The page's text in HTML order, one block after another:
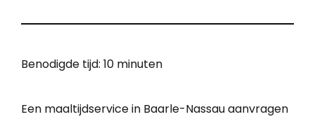
Benodigde tijd: 10 minuten
Een maaltijdservice in Baarle-Nassau aanvragen